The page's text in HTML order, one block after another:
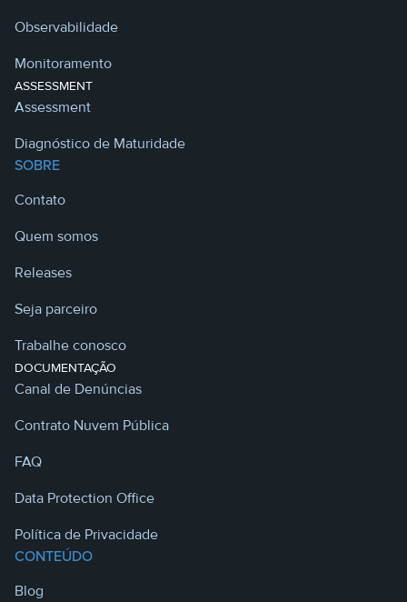
Observabilidade
Monitoramento
ASSESSMENT
Assessment
Diagnóstico de Maturidade
SOBRE
Contato
Quem somos
Releases
Seja parceiro
Trabalhe conosco
DOCUMENTAÇÃO
Canal de Denúncias
Contrato Nuvem Pública
FAQ
Data Protection Office
Política de Privacidade
CONTEÚDO
Blog